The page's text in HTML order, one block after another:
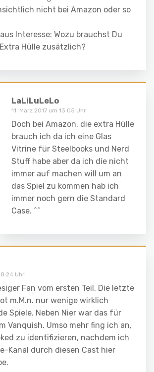
nicht bei Amazon oder so
Interesse: Wozu brauchst Du
Hülle zusätzlich?
LaLiLuLeLo
11. März 2017 um 13:05 Uhr
Doch bei Amazon, die extra Hülle
brauch ich da ich eine Glas
Vitrine für Steelbooks und Nerd
Stuff habe aber da ich die nicht
immer auf machen will um an
das Spiel zu kommen hab ich
immer noch gern die Standard
Case. ^^
8:24 Uhr
Fan vom ersten Teil. Die letzte
m.M.n. nur wenige wirklich
Spiele. Neben Nier war das für
Vanquish. Umso mehr fing ich an,
zu identifizieren, nachdem ich
Kanal durch diesen Cast hier